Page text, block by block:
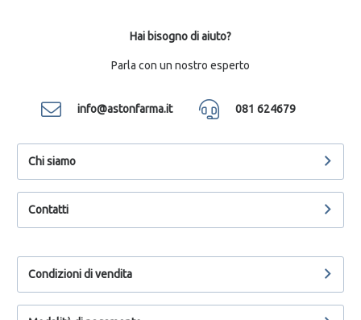
Hai bisogno di aiuto?
Parla con un nostro esperto
info@astonfarma.it 081 624679
Chi siamo
Contatti
Condizioni di vendita